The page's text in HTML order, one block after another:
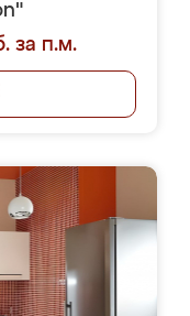
за п.м.